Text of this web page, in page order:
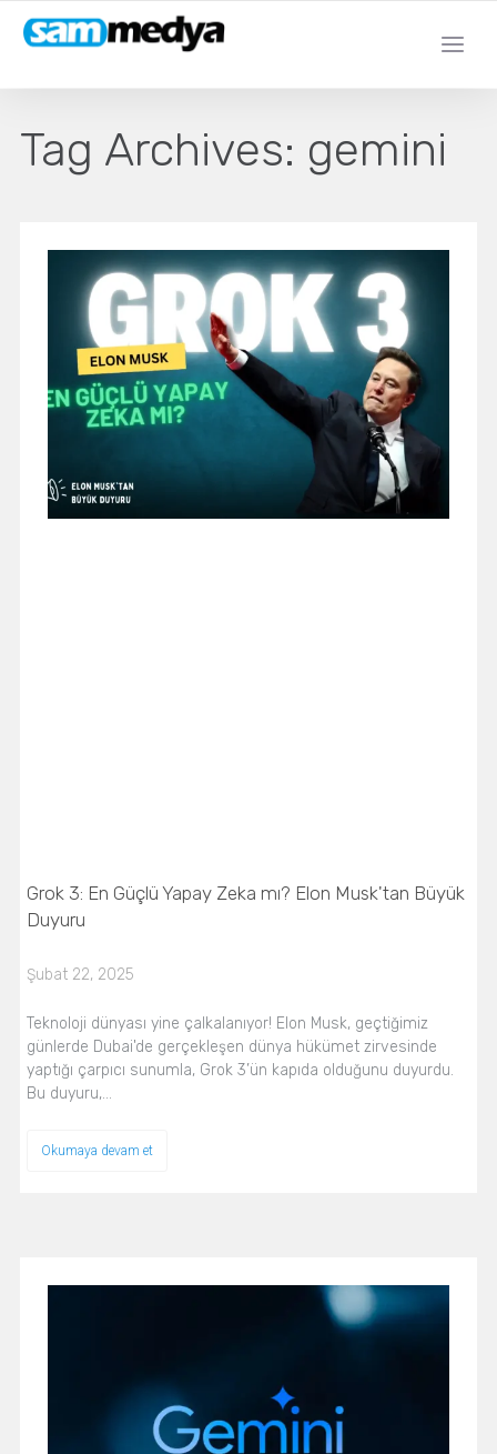
Tag Archives: gemini
Grok 3: En Güçlü Yapay Zeka mı? Elon Musk'tan Büyük
Duyuru
Şubat 22, 2025
Teknoloji dünyası yine çalkalanıyor! Elon Musk, geçtiğimiz
günlerde Dubai'de gerçekleşen dünya hükümet zirvesinde
yaptığı çarpıcı sunumla, Grok 3’ün kapıda olduğunu duyurdu.
Bu duyuru,…
Okumaya devam et